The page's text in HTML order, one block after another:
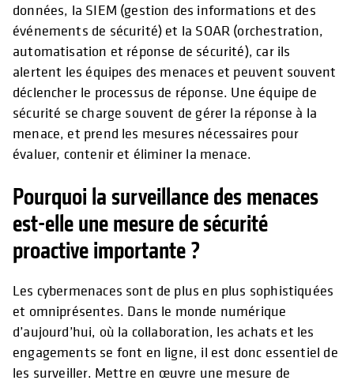
données, la SIEM (gestion des informations et des
événements de sécurité) et la SOAR (orchestration,
automatisation et réponse de sécurité), car ils
alertent les équipes des menaces et peuvent souvent
déclencher le processus de réponse. Une équipe de
sécurité se charge souvent de gérer la réponse à la
menace, et prend les mesures nécessaires pour
évaluer, contenir et éliminer la menace.
Pourquoi la surveillance des menaces
est-elle une mesure de sécurité
proactive importante ?
Les cybermenaces sont de plus en plus sophistiquées
et omniprésentes. Dans le monde numérique
d’aujourd’hui, où la collaboration, les achats et les
engagements se font en ligne, il est donc essentiel de
les surveiller. Mettre en œuvre une mesure de